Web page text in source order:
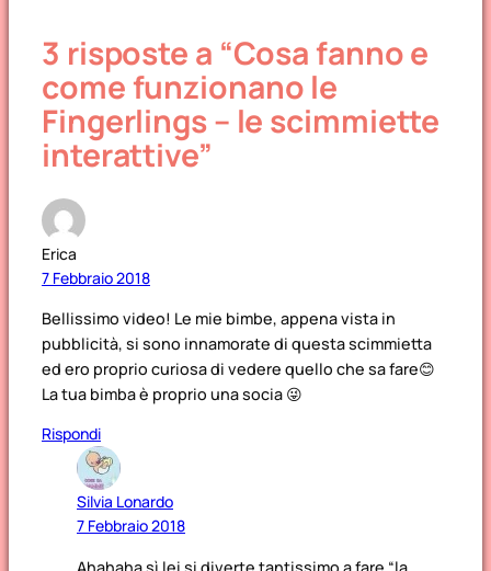
bambini.
3 risposte a “Cosa fanno e
come funzionano le
Fingerlings – le scimmiette
interattive”
Erica
7 Febbraio 2018
Bellissimo video! Le mie bimbe, appena vista in
pubblicità, si sono innamorate di questa scimmietta
ed ero proprio curiosa di vedere quello che sa fare😊
La tua bimba è proprio una socia 😜
Rispondi
Silvia Lonardo
7 Febbraio 2018